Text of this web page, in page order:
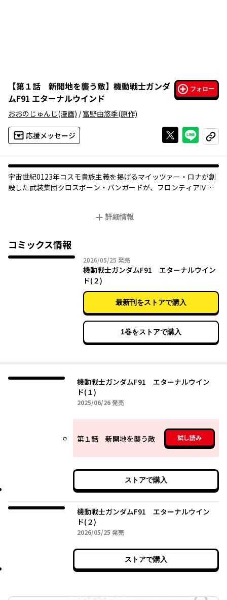
【第１話 新開地を襲う敵】 機動戦士ガンダ
ムF91 エターナルウインド
フォロー
おおのじゅんじ(漫画) /富野由悠季(原作)
応援メッセージ Xで投稿する
ライン
コピー
宇宙世紀0123年――コスモ貴族主義を掲げるマイッツァー・ロナが創
設した武装集団クロスボーン・バンガードが、フロンティアⅣを
詳細情報
コミックス情報
2026/05/25 2026年05月25日
発売
機動戦士ガンダムF91 エターナルウイン
ド(２)
最新刊をストアで購入
1巻をストアで購入
機動戦士ガンダムF91 エターナルウイン
ド(１)
2025/06/262025年06月26日
発売
第１話 新開地を襲う敵 試し読み
ストアで購入
機動戦士ガンダムF91 エターナルウイン
ド(２)
2026/05/25 2026年05月25日
発売
ストアで購入